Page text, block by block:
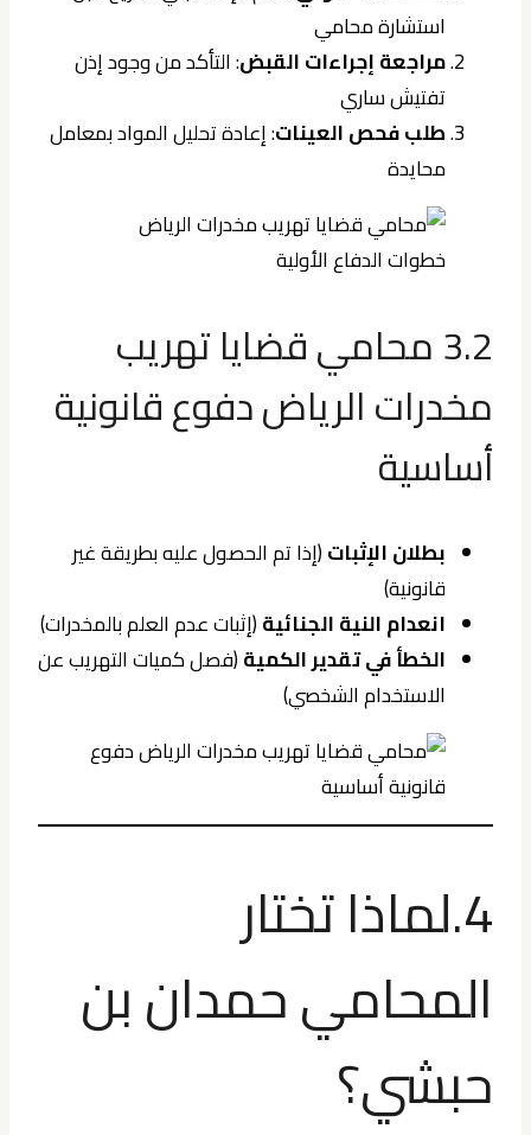
استشارة محامي
مراجعة إجراءات القبض: التأكد من وجود إذن
تفتيش ساري
طلب فحص العينات: إعادة تحليل المواد بمعامل
محايدة
3.2 محامي قضايا تهريب
مخدرات الرياض دفوع قانونية
أساسية
بطلان الإثبات(إذا تم الحصول عليه بطريقة غير
قانونية)
انعدام النية الجنائية(إثبات عدم العلم بالمخدرات)
الخطأ في تقدير الكمية(فصل كميات التهريب عن
الاستخدام الشخصي)
4.لماذا تختار
المحامي حمدان بن
حبشي؟